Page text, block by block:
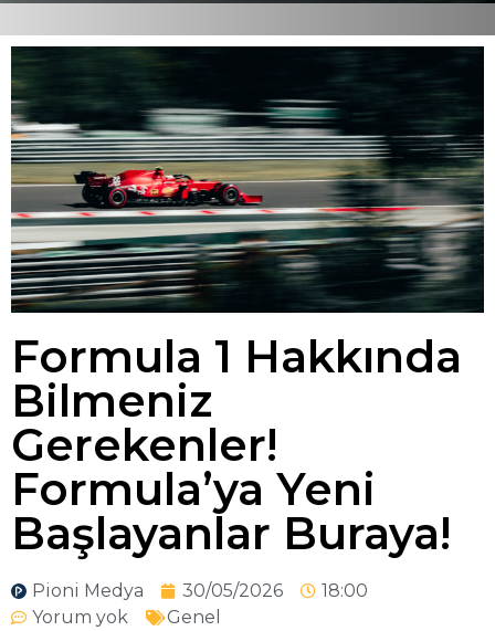
Formula 1 Hakkında
Bilmeniz
Gerekenler!
Formula’ya Yeni
Başlayanlar Buraya!
Pioni Medya 30/05/2026
18:00
Yorum yok
Genel